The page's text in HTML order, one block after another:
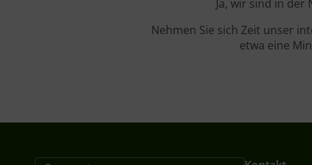
Ja, wir sind in
Nehmen Sie sich Zeit unser
etwa eine